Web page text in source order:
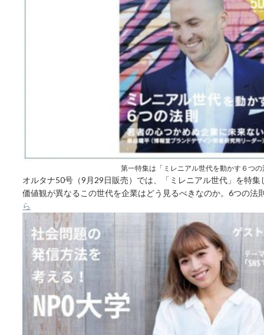
第一特集は「ミレニアル世代を動かす６つ
オルタナ50号（9月29日販売）では、「ミレニアル世代」を特
価値観が異なるこの世代を企業はどう見るべきなのか。6つの法
ら